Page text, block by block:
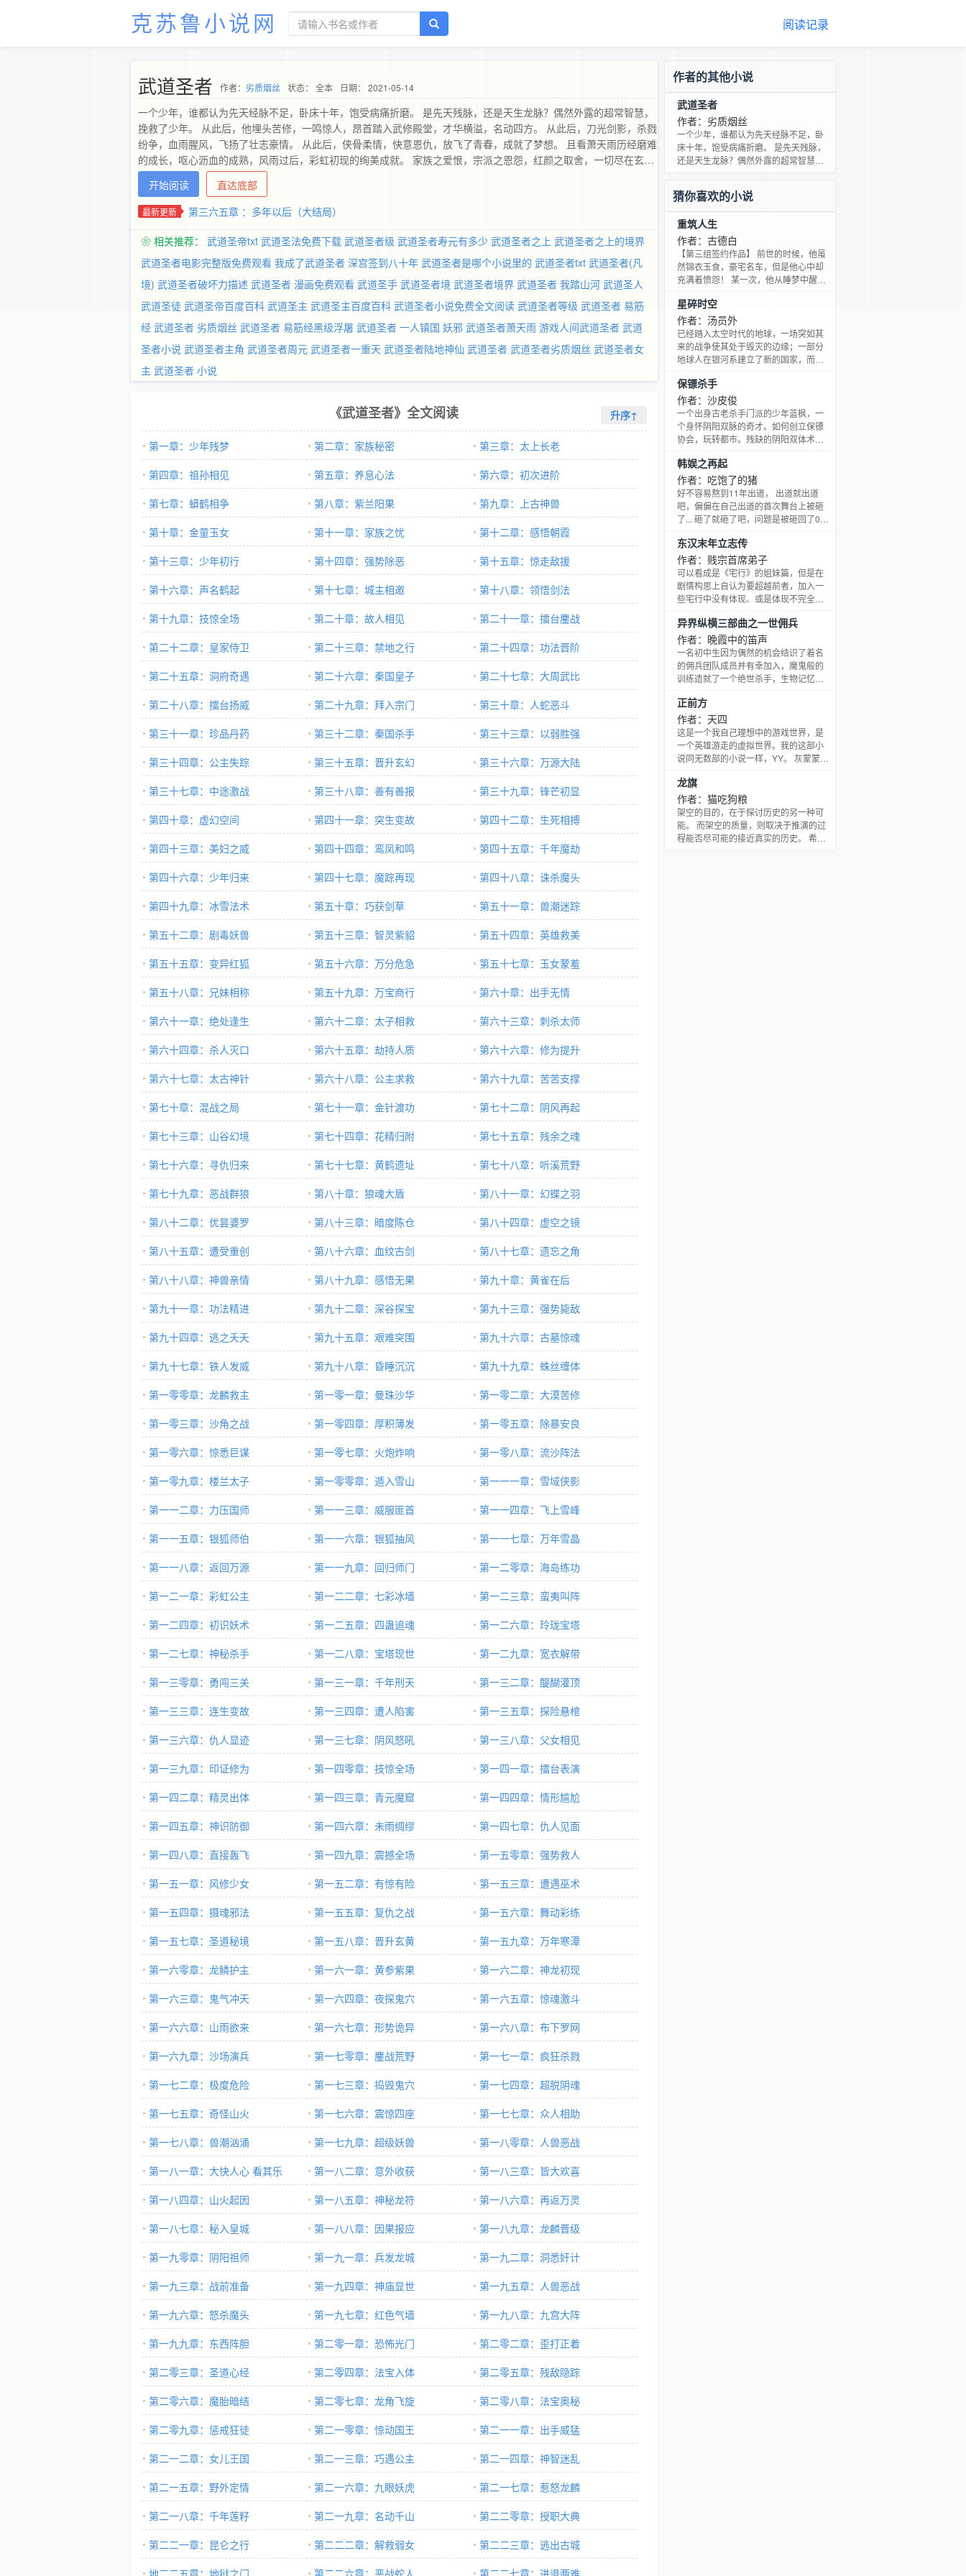
克苏鲁小说网 阅读记录
武道圣者 作者： 劣质烟丝 状态： 全本 日期： 2021-05-14
一个少年，谁都认为先天经脉不足，卧床十年，饱受病痛折磨。 是先天残脉，还是天生龙脉？偶然外露的超常智慧，
挽救了少年。 从此后，他埋头苦修，一鸣惊人，昂首踏入武修殿堂，才华横溢，名动四方。 从此后，刀光剑影，杀戮
纷争，血雨腥风，飞扬了壮志豪情。 从此后，侠骨柔情，快意恩仇，放飞了青春，成就了梦想。 且看萧天雨历经磨难
的成长，呕心沥血的成熟，风雨过后，彩虹初现的绚美成就。 家族之爱恨，宗派之恩怨，红颜之取舍，一切尽在玄幻
中。 玄奥的战技战法，跌宕的故事情节，缠绵的红尘爱恋，娓娓道来… 恰如黄昏后，槐树下，一杯淡茶，一支老烟。
开始阅读 直达底部
最新更新 第三六五章 ：多年以后（大结局）
❀ 相关推荐： 武道圣帝txt 武道圣法免费下载 武道圣者级 武道圣者寿元有多少 武道圣者之上 武道圣者之上的境界
武道圣者电影完整版免费观看 我成了武道圣者 深宫签到八十年 武道圣者是哪个小说里的 武道圣者txt 武道圣者(凡
境) 武道圣者破坏力描述 武道圣者 漫画免费观看 武道圣手 武道圣者境 武道圣者境界 武道圣者 我踏山河 武道圣人
武道圣徒 武道圣帝百度百科 武道圣主 武道圣主百度百科 武道圣者小说免费全文阅读 武道圣者等级 武道圣者 易筋
经 武道圣者 劣质烟丝 武道圣者 易筋经黑级浮屠 武道圣者 一人镇国 妖邪 武道圣者萧天雨 游戏人间武道圣者 武道
圣者小说 武道圣者主角 武道圣者周元 武道圣者一重天 武道圣者陆地神仙 武道圣者 武道圣者劣质烟丝 武道圣者女
主 武道圣者 小说
《武道圣者》全文阅读 升序↑
第一章：少年残梦 第二章：家族秘密
第三章：太上长老
第四章：祖孙相见
第五章：养息心法
第六章：初次进阶
第七章：蟒鹤相争
第八章：紫兰阳果
第九章：上古神兽
第十章：金童玉女
第十一章：家族之忧
第十二章：感悟朝霞
第十三章：少年初行
第十四章：强势除恶
第十五章：惊走敌援
第十六章：声名鹤起
第十七章：城主相邀
第十八章：领悟剑法
第十九章：技惊全场
第二十章：故人相见
第二十一章：擂台鏖战
第二十二章：皇家侍卫
第二十三章：禁地之行
第二十四章：功法晋阶
第二十五章：洞府奇遇
第二十六章：秦国皇子
第二十七章：大周武比
第二十八章：擂台扬威
第二十九章：拜入宗门
第三十章：人蛇恶斗
第三十一章：珍品丹药
第三十二章：秦国杀手
第三十三章：以弱胜强
第三十四章：公主失踪
第三十五章：晋升玄幻
第三十六章：万源大陆
第三十七章：中途激战
第三十八章：善有善报
第三十九章：锋芒初显
第四十章：虚幻空间
第四十一章：突生变故
第四十二章：生死相搏
第四十三章：美妇之威
第四十四章：鸾凤和鸣
第四十五章：千年魔劫
第四十六章：少年归来
第四十七章：魔踪再现
第四十八章：诛杀魔头
第四十九章：冰雪法术
第五十章：巧获剑草
第五十一章：兽潮迷踪
第五十二章：剧毒妖兽
第五十三章：智灵紫貂
第五十四章：英雄救美
第五十五章：变异红狐
第五十六章：万分危急
第五十七章：玉女蒙羞
第五十八章：兄妹相称
第五十九章：万宝商行
第六十章：出手无情
第六十一章：绝处逢生
第六十二章：太子相救
第六十三章：刺杀太师
第六十四章：杀人灭口
第六十五章：劫持人质
第六十六章：修为提升
第六十七章：太古神针
第六十八章：公主求救
第六十九章：苦苦支撑
第七十章：混战之局
第七十一章：金针渡功
第七十二章：阴风再起
第七十三章：山谷幻境
第七十四章：花精归附
第七十五章：残余之魂
第七十六章：寻仇归来
第七十七章：黄鹤遗址
第七十八章：听溪荒野
第七十九章：恶战群狼
第八十章：狼魂大盾
第八十一章：幻蝶之羽
第八十二章：优昙婆罗
第八十三章：暗度陈仓
第八十四章：虚空之镜
第八十五章：遭受重创
第八十六章：血纹古剑
第八十七章：遗忘之角
第八十八章：神兽亲情
第八十九章：感悟无果
第九十章：黄雀在后
第九十一章：功法精进
第九十二章：深谷探宝
第九十三章：强势毙敌
第九十四章：逃之夭夭
第九十五章：艰难突围
第九十六章：古墓惊魂
第九十七章：铁人发威
第九十八章：昏睡沉沉
第九十九章：蛛丝缠体
第一零零章：龙麟救主
第一零一章：曼珠沙华
第一零二章：大漠苦修
第一零三章：沙角之战
第一零四章：厚积薄发
第一零五章：除暴安良
第一零六章：惊悉巨谋
第一零七章：火炮炸响
第一零八章：流沙阵法
第一零九章：楼兰太子
第一零零章：遁入雪山
第一一一章：雪域侠影
第一一二章：力压国师
第一一三章：威服匪首
第一一四章：飞上雪峰
第一一五章：银狐师伯
第一一六章：银狐抽风
第一一七章：万年雪晶
第一一八章：返回万源
第一一九章：回归师门
第一二零章：海岛练功
第一二一章：彩虹公主
第一二二章：七彩冰墙
第一二三章：蛮夷叫阵
第一二四章：初识妖术
第一二五章：四蛊追魂
第一二六章：玲珑宝塔
第一二七章：神秘杀手
第一二八章：宝塔现世
第一二九章：宽衣解带
第一三零章：勇闯三关
第一三一章：千年刑天
第一三二章：醍醐灌顶
第一三三章：连生变故
第一三四章：遭人陷害
第一三五章：探险悬棺
第一三六章：仇人显迹
第一三七章：阴风怒吼
第一三八章：父女相见
第一三九章：印证修为
第一四零章：技惊全场
第一四一章：擂台表演
第一四二章：精灵出体
第一四三章：青元魔窟
第一四四章：情形尴尬
第一四五章：神识防御
第一四六章：未雨绸缪
第一四七章：仇人见面
第一四八章：直接轰飞
第一四九章：震撼全场
第一五零章：强势救人
第一五一章：风修少女
第一五二章：有惊有险
第一五三章：遭遇巫术
第一五四章：摄魂邪法
第一五五章：复仇之战
第一五六章：舞动彩练
第一五七章：圣道秘境
第一五八章：晋升玄黄
第一五九章：万年寒潭
第一六零章：龙鳞护主
第一六一章：黄参紫果
第一六二章：神龙初现
第一六三章：鬼气冲天
第一六四章：夜探鬼穴
第一六五章：惊魂激斗
第一六六章：山雨欲来
第一六七章：形势诡异
第一六八章：布下罗网
第一六九章：沙场演兵
第一七零章：鏖战荒野
第一七一章：疯狂杀戮
第一七二章：极度危险
第一七三章：捣毁鬼穴
第一七四章：超脱阴魂
第一七五章：奇怪山火
第一七六章：震惊四座
第一七七章：众人相助
第一七八章：兽潮汹涌
第一七九章：超级妖兽
第一八零章：人兽恶战
第一八一章：大快人心 看其乐
_kan76.com_全文字手打更新无广告
小说网
第一八二章：意外收获
第一八三章：皆大欢喜
第一八四章：山火起因
第一八五章：神秘龙符
第一八六章：再返万灵
第一八七章：秘入皇城
第一八八章：因果报应
第一八九章：龙麟晋级
第一九零章：阴阳祖师
第一九一章：兵发龙城
第一九二章：洞悉奸计
第一九三章：战前准备
第一九四章：神庙显世
第一九五章：人兽恶战
第一九六章：怒杀魔头
第一九七章：红色气墙
第一九八章：九宫大阵
第一九九章：东西阵胆
第二零一章：恐怖光门
第二零二章：歪打正着
第二零三章：圣道心经
第二零四章：法宝入体
第二零五章：残敌隐踪
第二零六章：魔胎暗结
第二零七章：龙角飞旋
第二零八章：法宝奥秘
第二零九章：惩戒狂徒
第二一零章：惊动国王
第二一一章：出手威猛
第二一二章：女儿王国
第二一三章：巧遇公主
第二一四章：神智迷乱
第二一五章：野外定情
第二一六章：九眼妖虎
第二一七章：惹怒龙麟
第二一八章：千年莲籽
第二一九章：名动千山
第二二零章：授职大典
第二二一章：昆仑之行
第二二二章：解救弱女
第二二三章：逃出古城
地二二五章：地狱之门
第二二六章：恶战蛇人 第二二七章：进退两难
作者的其他小说
武道圣者
作者：劣质烟丝
一个少年，谁都认为先天经脉不足，卧
床十年，饱受病痛折磨。 是先天残脉，
还是天生龙脉？偶然外露的超常智慧，
溢，名动四方。 从此后，刀光剑影，杀
戮纷争，血雨腥风，飞扬了壮志豪情。
从此后，侠骨柔情，快意恩仇，放飞了
青春，成就了梦想。 且看萧天雨历经磨
难的成长，呕心沥血的成熟，风雨过
后，彩虹初现的绚美成就。 家族之爱
恨，宗派之恩怨，红颜
猜你喜欢的小说
重筑人生
作者：古德白
【第三组签约作品】 前世的时候，他虽
然锦衣玉食，豪宅名车，但是他心中却
充满着愤怨！ 某一次，他从睡梦中醒
于“文革”时期的少年时代！ 这个动乱
的、疯狂的时代造成了太多的灾难，然
而，在一个重生者的眼中，却又有着太
多的机会…… 【【【【本书已经签约，
请放心收藏】】】】 书友给建了群，群
加入！
星碎时空
作者：汤员外
已经踏入太空时代的地球，一场突如其
来的战争使其处于毁灭的边缘；一部分
地球人在银河系建立了新的国家，而还
的野兽做着殊死争斗；在这块近乎废墟
的土地上，王天经过自己的努力和后天
的进化，走出地球准备前往银河人类新
联邦，却不料被一场意外。。
************************* 新书上传了 书
小职员庄睿，在一次意外中眼
保镖杀手
作者：沙皮俊
一个出身古老杀手门派的少年蓝枫，一
个身怀阴阳双脉的奇才。如何创立保镖
协会，玩转都市。残缺的阴阳双体术最
怎样的身世？他最终能否成为鬼门之
主？ 郑重道歉！保镖要停更10到15天左
右，沙皮要对所有的章节进行整改，主
线不变，人物不变，对主角性格以及剧
情的发展做出改变。 沙皮惭愧，会尽快
谢！
韩娱之再起
作者：吃饱了的猪
好不容易熬到11年出道， 出道就出道
吧，偏偏在自己出道的首次舞台上被砸
了... 砸了就砸了吧，问题是被砸回了04
现。 前世没有得到的，今生一定要得
到。 （狗血会有的，剽窃，盗版肯定会
有的） （QQ群：197870127欢迎大家
前来讨论）
东汉末年立志传
作者：贱宗首席弟子
可以看成是《宅行》的姐妹篇，但是在
剧情构思上自认为要超越前者，加入一
些宅行中没有体现、或是体现不完全的
弱势，而是与谋士分庭抗衡。 尽量使两
本书的人物构造不冲突，事件能够连
贯。 简介一句话：东汉末年，一名黄巾
小卒的立志传。 最后友情提示： 一，本
书是单主，前作主角不出现，即便出
慈、于吉。 二，本书是架空历史，请别
苛求事件发生，年代日期
异界纵横三部曲之一世佣兵
作者：晚霞中的笛声
一名初中生因为偶然的机会结识了着名
的佣兵团队成员并有幸加入，魔鬼般的
训练造就了一个绝世杀手，生物记忆体
探险带你重返三千年前、刺激的死亡竞
技让你体验生死只在一瞬间。这里有生
死兄弟情、温柔缠绵恋人情，那一种都
荡气回肠。异界纵横三部曲的开篇之
作，现实世界中的杀手传奇经历，铁血
正前方
作者：天四
这是一个我自己理想中的游戏世界，是
一个英雄游走的虚拟世界。我的这部小
说同无数部的小说一样，YY。 灰蒙蒙的
嚣，无数的玩家从城门奔向目标地，又
有无数的玩家或从城门或从五行法阵进
入这个恢弘的城市。 “嘁，我师父教我本
事是让我杀敌立功的，可不是让我到女
人面前做软骨头贱骨头用的。更何况我
龙旗
作者：猫吃狗粮
架空的目的，在于探讨历史的另一种可
能。 而架空的质量，则取决于推演的过
程能否尽可能的接近真实的历史。 希望